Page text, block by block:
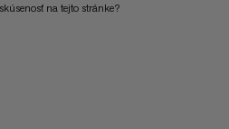
na tejto stránke?